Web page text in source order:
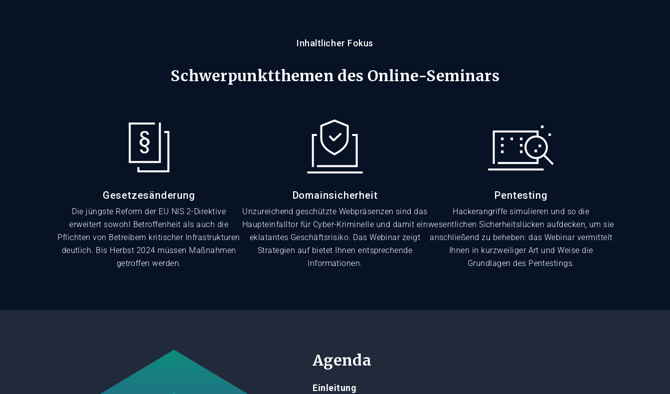
Inhaltlicher Fokus
Schwerpunktthemen des Online-Seminars
Gesetzesänderung
Die jüngste Reform der EU NIS 2-Direktive
erweitert sowohl Betroffenheit als auch die
Pflichten von Betreibern kritischer Infrastrukturen
deutlich. Bis Herbst 2024 müssen Maßnahmen
getroffen werden.
Domainsicherheit
Unzureichend geschützte Webpräsenzen sind das
Haupteinfalltor für Cyber-Kriminelle und damit ein
eklatantes Geschäftsrisiko. Das Webinar zeigt
Strategien auf bietet Ihnen entsprechende
Informationen.
Pentesting
Hackerangriffe simulieren und so die
wesentlichen Sicherheitslücken aufdecken, um sie
anschließend zu beheben: das Webinar vermittelt
Ihnen in kurzweiliger Art und Weise die
Grundlagen des Pentestings.
Agenda
Einleitung